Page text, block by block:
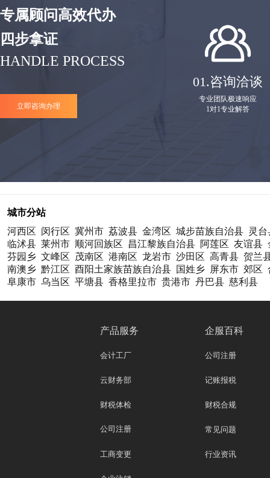
专属顾问高效代办
四步拿证
HANDLE PROCESS
立即咨询办理
01.咨询洽谈
专业团队极速响应
1对1专业解答
城市分站
河西区 闵行区 冀州市 荔波县 金湾区 城步苗族自治县 灵台
临沭县 莱州市 顺河回族区 昌江黎族自治县 阿莲区 友谊县
芬园乡 文峰区 茂南区 港南区 龙岩市 沙田区 高青县 贺兰
南澳乡 黔江区 酉阳土家族苗族自治县 国姓乡 屏东市 郊区
阜康市 乌当区 平塘县 香格里拉市 贵港市 丹巴县 慈利县
产品服务
会计工厂
云财务部
财税体检
公司注册
工商变更
企服百科
公司注册
记账报税
财税合规
常见问题
行业资讯